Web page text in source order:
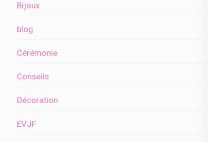
Bijoux
blog
Cérémonie
Conseils
Décoration
EVJF